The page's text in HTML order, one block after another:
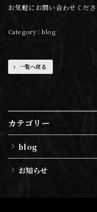
お気軽にお問い合わせくださ
blog
一覧へ戻る
カテゴリー
blog
お知らせ